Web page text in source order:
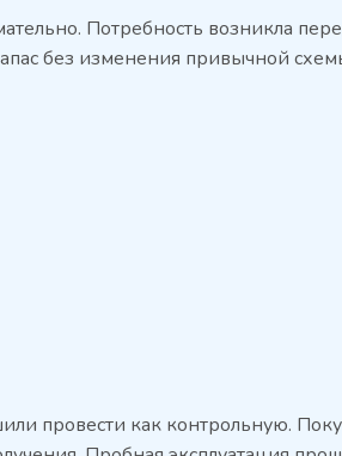
Потребность возникла
без изменения привычной
провести как контрольную.